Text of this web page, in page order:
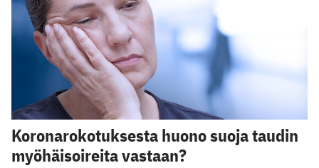
Koronarokotuksesta huono suoja taudin
myöhäisoireita vastaan?